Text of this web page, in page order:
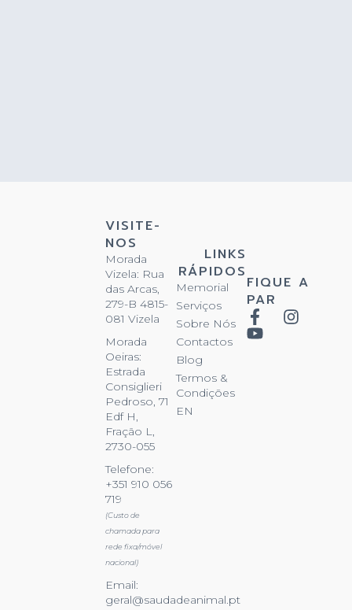
VISITE-
NOS
Morada
Vizela: Rua
das Arcas,
279-B 4815-
081 Vizela
Morada
Oeiras:
Estrada
Consiglieri
Pedroso, 71
Edf H,
Fração L,
2730-055
Telefone:
+351 910 056
719
(Custo de
chamada para
rede fixa/móvel
nacional)
Email:
geral@saudadeanimal.pt
LINKS
RÁPIDOS
Memorial
Serviços
Sobre Nós
Contactos
Blog
Termos &
Condições
EN
FIQUE A
PAR